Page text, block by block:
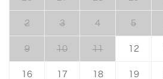
2 3 4 5
9 10 11 12
16 17 18 19